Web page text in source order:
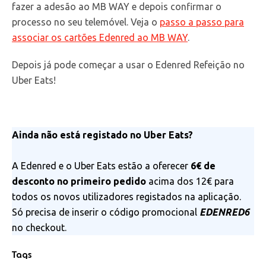
fazer a adesão ao MB WAY e depois confirmar o
processo no seu telemóvel. Veja o passo a passo para
associar os cartões Edenred ao MB WAY.
Depois já pode começar a usar o Edenred Refeição no
Uber Eats!
Ainda não está registado no Uber Eats?
A Edenred e o Uber Eats estão a oferecer 6€ de
desconto no primeiro pedido acima dos 12€ para
todos os novos utilizadores registados na aplicação.
Só precisa de inserir o código promocional EDENRED6
no checkout.
Tags